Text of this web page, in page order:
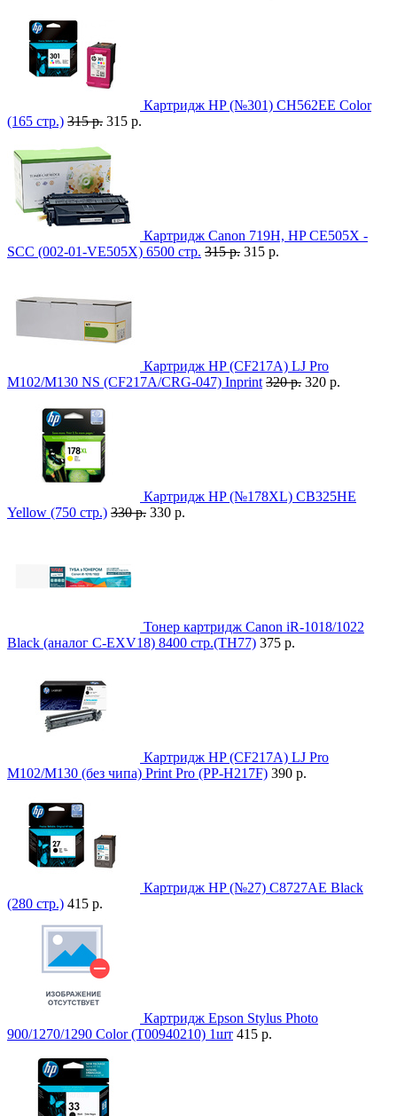
Картридж HP (№301) CH562EE Color
(165 стр.) 315 р. 315 р.
Картридж Canon 719H, HP CE505X -
SCC (002-01-VE505X) 6500 стр. 315 р. 315 р.
Картридж HP (CF217A) LJ Pro
M102/M130 NS (CF217A/CRG-047) Inprint 320 р. 320 р.
Картридж HP (№178XL) CB325HE
Yellow (750 стр.) 330 р. 330 р.
Тонер картридж Canon iR-1018/1022
Black (аналог C-EXV18) 8400 стр.(TH77) 375 р.
Картридж HP (CF217A) LJ Pro
M102/M130 (без чипа) Print Pro (PP-H217F) 390 р.
Картридж HP (№27) C8727AE Black
(280 стр.) 415 р.
Картридж Epson Stylus Photo
900/1270/1290 Color (T00940210) 1шт 415 р.